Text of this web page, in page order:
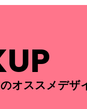
オススメデザ